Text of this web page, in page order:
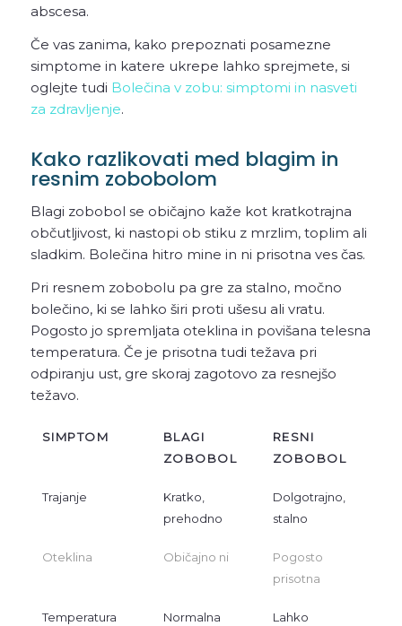
abscesa.
Če vas zanima, kako prepoznati posamezne
simptome in katere ukrepe lahko sprejmete, si
oglejte tudi Bolečina v zobu: simptomi in nasveti
za zdravljenje.
Kako razlikovati med blagim in
resnim zobobolom
Blagi zobobol se običajno kaže kot kratkotrajna
občutljivost, ki nastopi ob stiku z mrzlim, toplim ali
sladkim. Bolečina hitro mine in ni prisotna ves čas.
Pri resnem zobobolu pa gre za stalno, močno
bolečino, ki se lahko širi proti ušesu ali vratu.
Pogosto jo spremljata oteklina in povišana telesna
temperatura. Če je prisotna tudi težava pri
odpiranju ust, gre skoraj zagotovo za resnejšo
težavo.
SIMPTOM
BLAGI
ZOBOBOL
RESNI
ZOBOBOL
Trajanje
Kratko,
prehodno
Dolgotrajno,
stalno
Oteklina Običajno ni
Pogosto
prisotna
Temperatura Normalna
Lahko